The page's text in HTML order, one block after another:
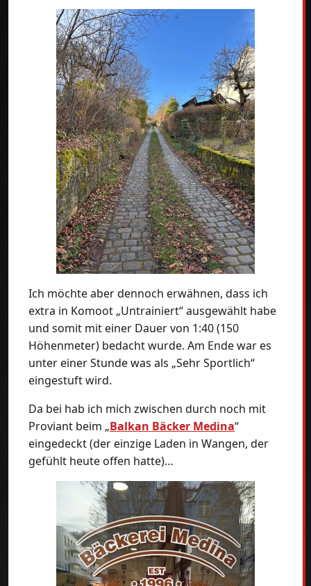
Ich möchte aber dennoch erwähnen, dass ich
extra in Komoot „Untrainiert“ ausgewählt habe
und somit mit einer Dauer von 1:40 (150
Höhenmeter) bedacht wurde. Am Ende war es
unter einer Stunde was als „Sehr Sportlich“
eingestuft wird.
Da bei hab ich mich zwischen durch noch mit
Proviant beim „Balkan Bäcker Medina“
eingedeckt (der einzige Laden in Wangen, der
gefühlt heute offen hatte)…